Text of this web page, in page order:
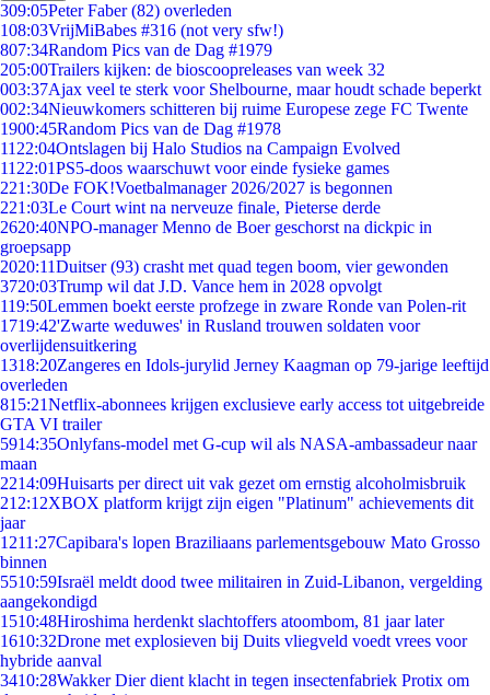
309:05Peter Faber (82) overleden
108:03VrijMiBabes #316 (not very sfw!)
807:34Random Pics van de Dag #1979
205:00Trailers kijken: de bioscoopreleases van week 32
003:37Ajax veel te sterk voor Shelbourne, maar houdt schade beperkt
002:34Nieuwkomers schitteren bij ruime Europese zege FC Twente
1900:45Random Pics van de Dag #1978
11 22:04Ontslagen bij Halo Studios na Campaign Evolved
11 22:01PS5-doos waarschuwt voor einde fysieke games
221:30De FOK!Voetbalmanager 2026/2027 is begonnen
221:03Le Court wint na nerveuze finale, Pieterse derde
2620:40NPO-manager Menno de Boer geschorst na dickpic in
groepsapp
2020:11Duitser (93) crasht met quad tegen boom, vier gewonden
3720:03Trump wil dat J.D. Vance hem in 2028 opvolgt
119:50Lemmen boekt eerste profzege in zware Ronde van Polen-rit
1719:42'Zwarte weduwes' in Rusland trouwen soldaten voor
overlijdensuitkering
1318:20Zangeres en Idols-jurylid Jerney Kaagman op 79-jarige leeftijd
overleden
815:21Netflix-abonnees krijgen exclusieve early access tot uitgebreide
GTA VI trailer
5914:35Onlyfans-model met G-cup wil als NASA-ambassadeur naar
maan
2214:09Huisarts per direct uit vak gezet om ernstig alcoholmisbruik
212:12XBOX platform krijgt zijn eigen "Platinum" achievements dit
jaar
1211:27Capibara's lopen Braziliaans parlementsgebouw Mato Grosso
binnen
5510:59Israël meldt dood twee militairen in Zuid-Libanon, vergelding
aangekondigd
1510:48Hiroshima herdenkt slachtoffers atoombom, 81 jaar later
1610:32Drone met explosieven bij Duits vliegveld voedt vrees voor
hybride aanval
3410:28Wakker Dier dient klacht in tegen insectenfabriek Protix om